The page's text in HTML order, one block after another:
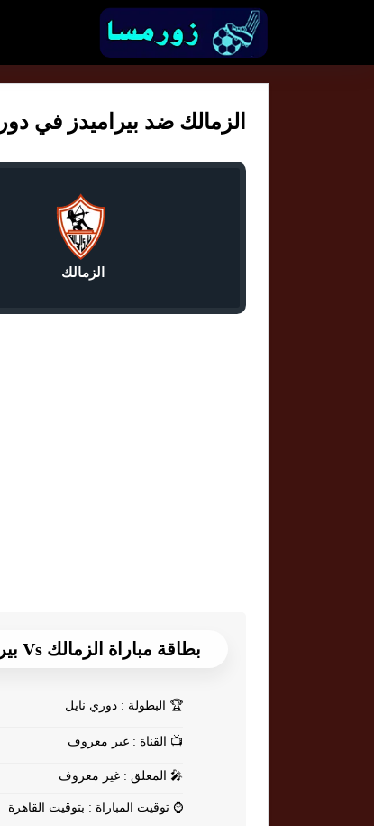
الزمالك ضد بيراميدز في دوري
الزمالك
بطاقة مباراة الزمالك Vs بيراميدز
🏆 البطولة : دوري نايل
📺 القناة : غير معروف
🎤 المعلق : غير معروف
⌚ توقيت المباراة : بتوقيت القاهرة